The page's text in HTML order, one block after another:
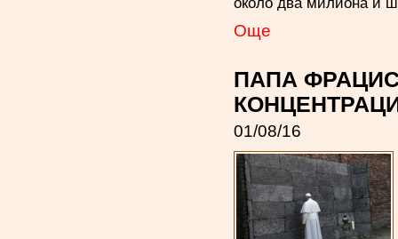
Oще
ПАПА
01/08/16